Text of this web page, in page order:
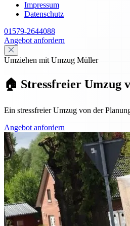
Impressum
Datenschutz
01579-2644088
Angebot anfordern
Umziehen mit Umzug Müller
🏠 Stressfreier Umzug
Ein stressfreier Umzug von der
Angebot anfordern